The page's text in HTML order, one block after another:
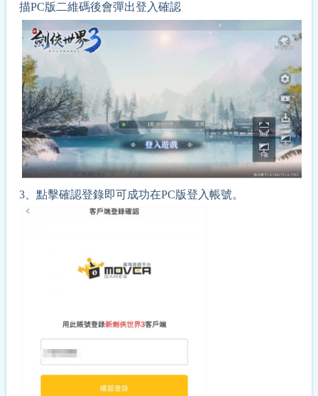
描PC版二維碼後會彈出登入確認
3、 點擊確認登錄即可成功在PC版登入帳號。